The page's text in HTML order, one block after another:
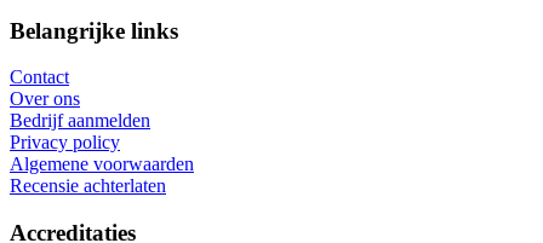
Belangrijke links
Contact
Over ons
Bedrijf aanmelden
Privacy policy
Algemene voorwaarden
Recensie achterlaten
Accreditaties